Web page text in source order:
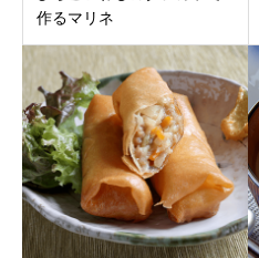
作るマリネ